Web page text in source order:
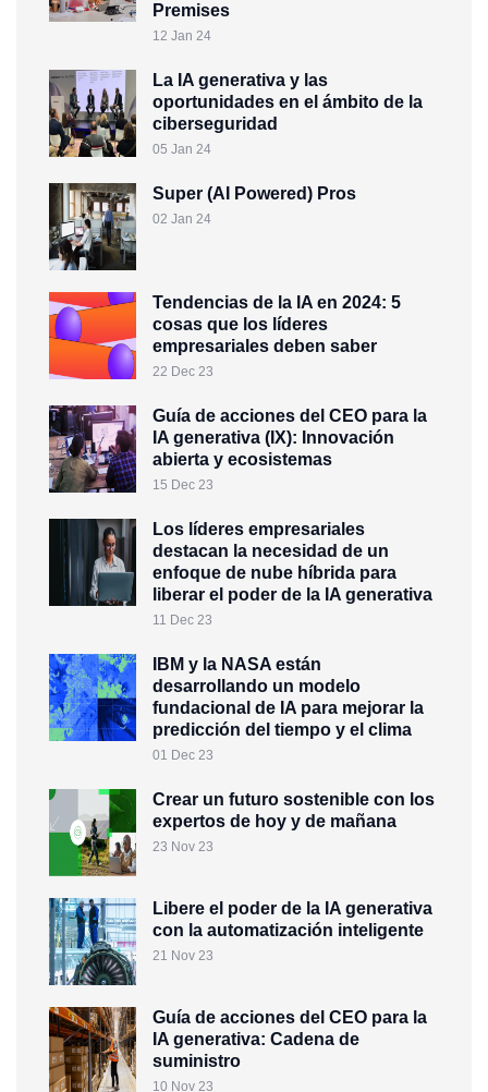
Premises
12 Jan 24
La IA generativa y las
oportunidades en el ámbito de la
ciberseguridad
05 Jan 24
Super (AI Powered) Pros
02 Jan 24
Tendencias de la IA en 2024: 5
cosas que los líderes
empresariales deben saber
22 Dec 23
Guía de acciones del CEO para la
IA generativa (IX): Innovación
abierta y ecosistemas
15 Dec 23
Los líderes empresariales
destacan la necesidad de un
enfoque de nube híbrida para
liberar el poder de la IA generativa
11 Dec 23
IBM y la NASA están
desarrollando un modelo
fundacional de IA para mejorar la
predicción del tiempo y el clima
01 Dec 23
Crear un futuro sostenible con los
expertos de hoy y de mañana
23 Nov 23
Libere el poder de la IA generativa
con la automatización inteligente
21 Nov 23
Guía de acciones del CEO para la
IA generativa: Cadena de
suministro
10 Nov 23